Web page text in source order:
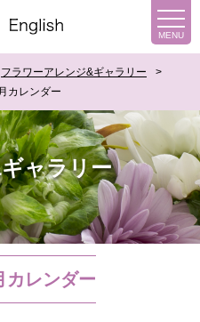
フラワーアレンジ&ギャラリー
レンダー
ャラリー
レンダー